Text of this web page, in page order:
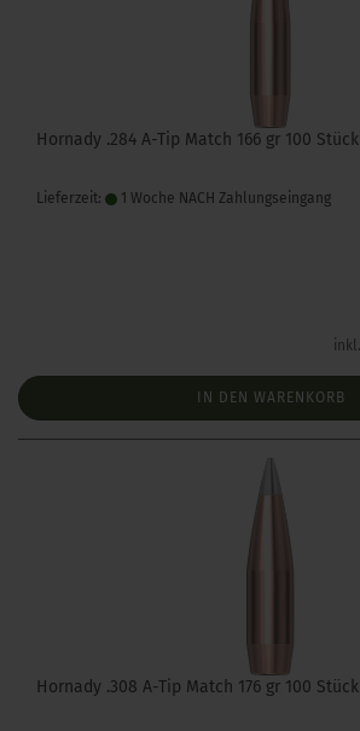
Hornady .284 A-Tip Match 166 gr 100 Stück
Lieferzeit: 1 Woche NACH Zahlungseingang
IN DEN WARENKORB
Hornady .308 A-Tip Match 176 gr 100 Stück